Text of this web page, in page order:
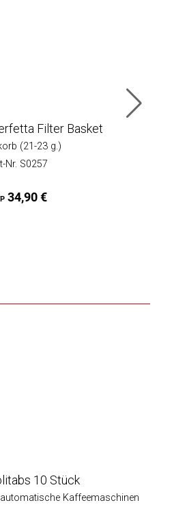
Filter Basket
(21-23 g.)
Nr. S0257
34,90 €
10 Stück
Kaffeemaschinen